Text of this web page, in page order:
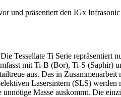
und präsentiert den IGx
Tessellate Ti Serie repräsentiert
mit Ti-B (Bor), Ti-S (Saphir)
aus. Das in
Lasersintern (SLS) werden
Masse auskommt. Die